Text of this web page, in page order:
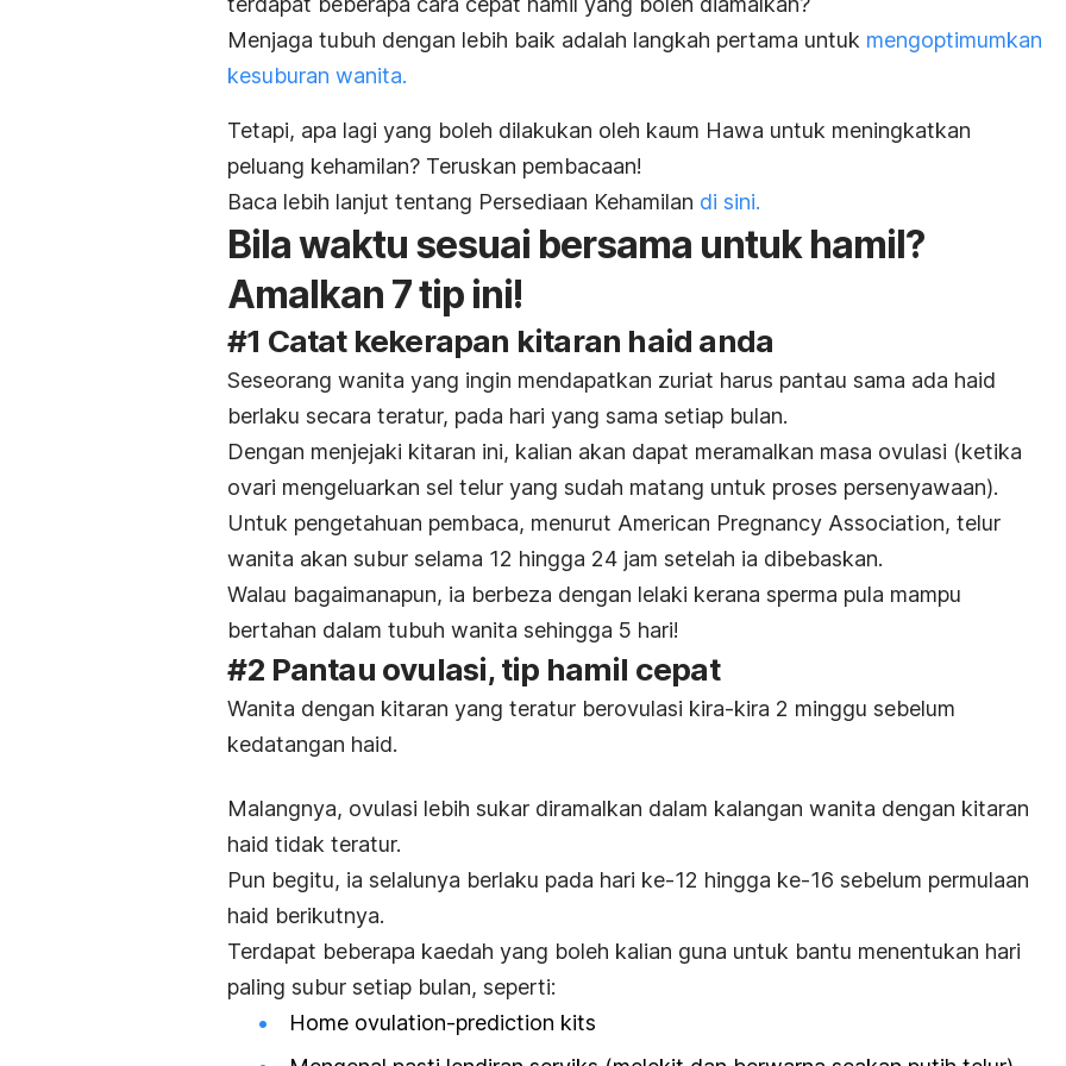
Menjaga tubuh dengan lebih baik adalah langkah pertama untuk mengoptimumkan
kesuburan wanita.
Tetapi, apa lagi yang boleh dilakukan oleh kaum Hawa untuk meningkatkan
peluang kehamilan? Teruskan pembacaan!
Baca lebih lanjut tentang Persediaan Kehamilan di sini.
Bila waktu sesuai bersama untuk hamil?
Amalkan 7 tip ini!
#1 Catat kekerapan kitaran haid anda
Seseorang wanita yang ingin mendapatkan zuriat harus pantau sama ada haid
berlaku secara teratur, pada hari yang sama setiap bulan.
Dengan menjejaki kitaran ini, kalian akan dapat meramalkan masa ovulasi (ketika
ovari mengeluarkan sel telur yang sudah matang untuk proses persenyawaan).
Untuk pengetahuan pembaca, menurut American Pregnancy Association, telur
wanita akan subur selama 12 hingga 24 jam setelah ia dibebaskan.
Walau bagaimanapun, ia berbeza dengan lelaki kerana sperma pula mampu
bertahan dalam tubuh wanita sehingga 5 hari!
#2 Pantau ovulasi, tip hamil cepat
Wanita dengan kitaran yang teratur berovulasi kira-kira 2 minggu sebelum
kedatangan haid.
Malangnya, ovulasi lebih sukar diramalkan dalam kalangan wanita dengan kitaran
haid tidak teratur.
Pun begitu, ia selalunya berlaku pada hari ke-12 hingga ke-16 sebelum permulaan
haid berikutnya.
Terdapat beberapa kaedah yang boleh kalian guna untuk bantu menentukan hari
paling subur setiap bulan, seperti:
Home ovulation-prediction kits